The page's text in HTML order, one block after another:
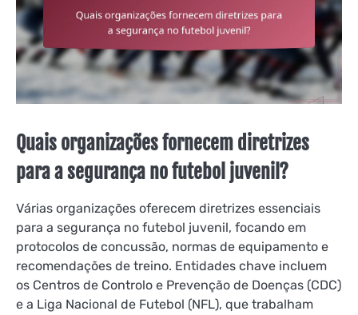
Quais organizações fornecem diretrizes
para a segurança no futebol juvenil?
Várias organizações oferecem diretrizes essenciais
para a segurança no futebol juvenil, focando em
protocolos de concussão, normas de equipamento e
recomendações de treino. Entidades chave incluem
os Centros de Controlo e Prevenção de Doenças (CDC)
e a Liga Nacional de Futebol (NFL), que trabalham